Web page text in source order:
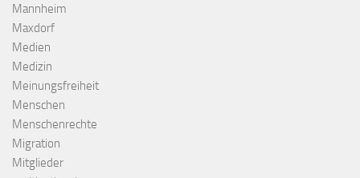
Mannheim
Maxdorf
Medien
Medizin
Meinungsfreiheit
Menschen
Menschenrechte
Migration
Mitglieder